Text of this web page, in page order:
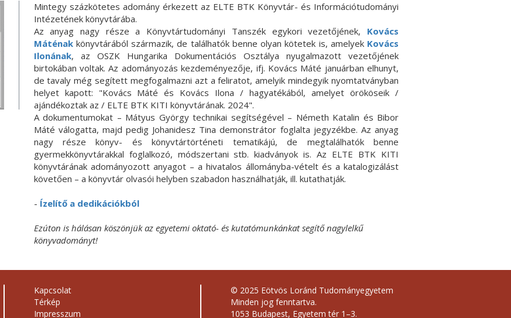
Mintegy százkötetes adomány érkezett az ELTE BTK Könyvtár- és Információtudományi
Intézetének könyvtárába.
Az anyag nagy része a Könyvtártudományi Tanszék egykori vezetőjének, Kovács
Máténakkönyvtárából származik, de találhatók benne olyan kötetek is, amelyek Kovács
Ilonának, az OSZK Hungarika Dokumentációs Osztálya nyugalmazott vezetőjének
birtokában voltak. Az adományozás kezdeményezője, ifj. Kovács Máté januárban elhunyt,
de tavaly még segített megfogalmazni azt a feliratot, amelyik mindegyik nyomtatványban
helyet kapott: "Kovács Máté és Kovács Ilona / hagyatékából, amelyet örököseik /
ajándékoztak az / ELTE BTK KITI könyvtárának. 2024".
A dokumentumokat – Mátyus György technikai segítségével – Németh Katalin és Bibor
Máté válogatta, majd pedig Johanidesz Tina demonstrátor foglalta jegyzékbe. Az anyag
nagy része könyv- és könyvtártörténeti tematikájú, de megtalálhatók benne
gyermekkönyvtárakkal foglalkozó, módszertani stb. kiadványok is. Az ELTE BTK KITI
könyvtárának adományozott anyagot – a hivatalos állományba-vételt és a katalogizálást
követően – a könyvtár olvasói helyben szabadon használhatják, ill. kutathatják.
- Ízelítő a dedikációkból
Ezúton is hálásan köszönjük az egyetemi oktató- és kutatómunkánkat segítő nagylelkű
könyvadományt!
Kapcsolat
Térkép
Impresszum
© 2025 Eötvös Loránd Tudományegyetem
Minden jog fenntartva.
1053 Budapest, Egyetem tér 1–3.